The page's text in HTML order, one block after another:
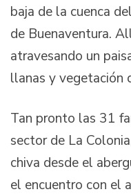
baja de la cuenca
de Buenaventura.
atravesando un
llanas y vegetación
Tan pronto las 31
sector de La
chiva desde el
el encuentro con el